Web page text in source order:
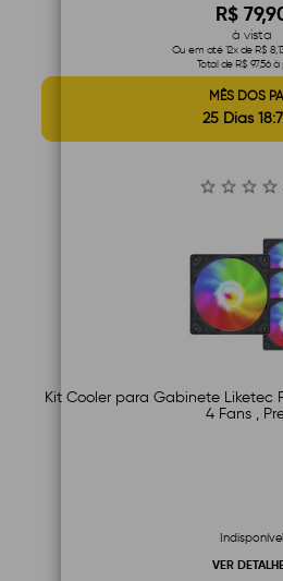
R$
à vista
Ou em até 12x de R$
Total de R$ 97,56
MÊS DOS
25 Dias
Kit Cooler para Gabinete Liketec
4 Fans ,
Indisponível
VER